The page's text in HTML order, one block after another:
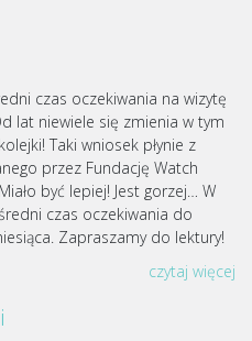
czas oczekiwania na wizytę
lat niewiele się zmienia w tym
Taki wniosek płynie z
przez Fundację Watch
być lepiej! Jest gorzej… W
czas oczekiwania do
Zapraszamy do lektury!
czytaj więcej